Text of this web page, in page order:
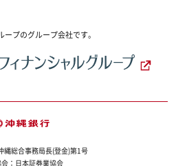
プのグループ会社です。
縄総合事務局長(登金)第1号
：日本証券業協会